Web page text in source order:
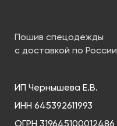
Пошив спецодежды
с доставкой по России
ИП Чернышева Е.В.
ИНН 645392611993
ОГРН 319645100012486